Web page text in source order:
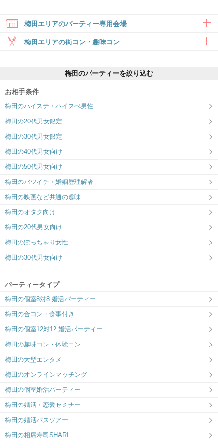
梅田エリアのパーティー専用会場
大阪/梅田ラウンジ4F
IBJ Matching関西 最大規模の会場
ツヴァイ大阪
大阪徒歩2分でアクセス抜群☆
梅田エリアの街コン・趣味コン
6対6～｜食事・ドリンク付きグループト
梅田のパーティーを絞り込む
お相手条件
梅田のハイステ・ハイスぺ男性
梅田の20代男女限定
梅田の30代男女限定
梅田の40代男女向け
梅田の50代男女向け
梅田のバツイチ・婚姻歴理解者
梅田の映画など共通の趣味
梅田のオタク向け
梅田の20代男女向け
梅田のぽっちゃり女性
梅田の30代男女向け
パーティータイプ
梅田の個室8対8 婚活パーティー
梅田の合コン・食事付き
梅田の個室12対12 婚活パーティー
梅田の趣味コン・体験コン
梅田の大型エンタメ
梅田のオンラインマッチング
梅田の個室婚活パーティー
梅田の婚活・恋愛セミナー
梅田の婚活バスツアー
梅田の相席寿司SHARI